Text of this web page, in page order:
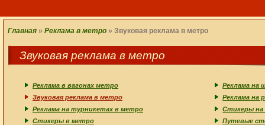
Главная » Реклама в метро » Звуковая реклама в метро
Звуковая реклама в метро
Реклама в вагонах метро
Реклама на
Звуковая реклама в метро
Реклама на
Реклама на турникетах в метро
Стикеры на
Стикеры в метро
Путевые